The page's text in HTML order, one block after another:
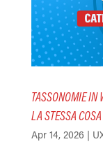
TASSONOMIE IN
LA STESSA
Apr 14, 2026 |